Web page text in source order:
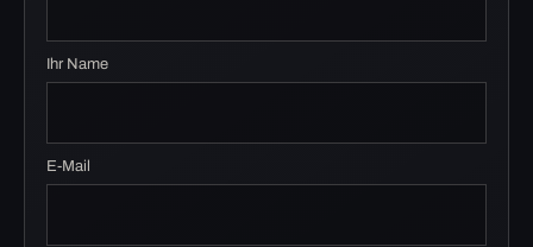
Ihr Name
E-Mail